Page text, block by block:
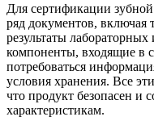
Для сертификации
ряд документов, включая
результаты
компоненты, входящие в
потребоваться
условия хранения. Все
что продукт безопасен и
характеристикам.